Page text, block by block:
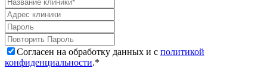
Согласен на обработку данных и с политикой
конфиденциальности.*